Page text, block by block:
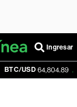
Ingresar
64,804.89